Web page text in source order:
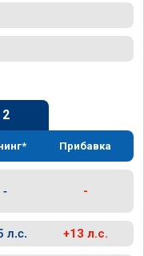
Прибавка
- -
л.с. +13 л.с.